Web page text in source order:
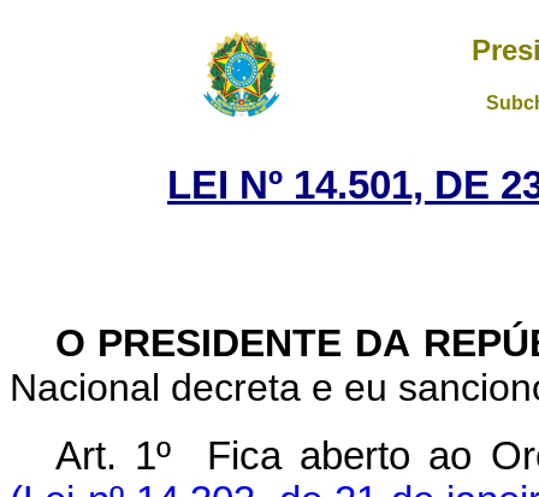
LEI Nº 14.501, DE
O PRESIDENTE DA
Nacional decreta e eu
Art. 1º Fica aberto ao